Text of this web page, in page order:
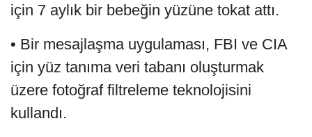
için 7 aylık bir bebeğin yüzüne tokat attı.
• Bir mesajlaşma uygulaması, FBI ve CIA
için yüz tanıma veri tabanı oluşturmak
üzere fotoğraf filtreleme teknolojisini
kullandı.